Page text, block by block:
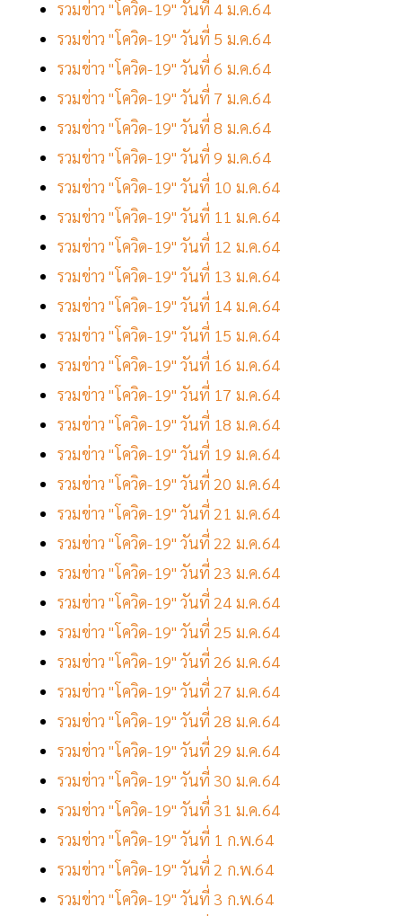
รวมข่าว "โควิด-19" วันที่ 4 ม.ค.64
รวมข่าว "โควิด-19" วันที่ 5 ม.ค.64
รวมข่าว "โควิด-19" วันที่ 6 ม.ค.64
รวมข่าว "โควิด-19" วันที่ 7 ม.ค.64
รวมข่าว "โควิด-19" วันที่ 8 ม.ค.64
รวมข่าว "โควิด-19" วันที่ 9 ม.ค.64
รวมข่าว "โควิด-19" วันที่ 10 ม.ค.64
รวมข่าว "โควิด-19" วันที่ 11 ม.ค.64
รวมข่าว "โควิด-19" วันที่ 12 ม.ค.64
รวมข่าว "โควิด-19" วันที่ 13 ม.ค.64
รวมข่าว "โควิด-19" วันที่ 14 ม.ค.64
รวมข่าว "โควิด-19" วันที่ 15 ม.ค.64
รวมข่าว "โควิด-19" วันที่ 16 ม.ค.64
รวมข่าว "โควิด-19" วันที่ 17 ม.ค.64
รวมข่าว "โควิด-19" วันที่ 18 ม.ค.64
รวมข่าว "โควิด-19" วันที่ 19 ม.ค.64
รวมข่าว "โควิด-19" วันที่ 20 ม.ค.64
รวมข่าว "โควิด-19" วันที่ 21 ม.ค.64
รวมข่าว "โควิด-19" วันที่ 22 ม.ค.64
รวมข่าว "โควิด-19" วันที่ 23 ม.ค.64
รวมข่าว "โควิด-19" วันที่ 24 ม.ค.64
รวมข่าว "โควิด-19" วันที่ 25 ม.ค.64
รวมข่าว "โควิด-19" วันที่ 26 ม.ค.64
รวมข่าว "โควิด-19" วันที่ 27 ม.ค.64
รวมข่าว "โควิด-19" วันที่ 28 ม.ค.64
รวมข่าว "โควิด-19" วันที่ 29 ม.ค.64
รวมข่าว "โควิด-19" วันที่ 30 ม.ค.64
รวมข่าว "โควิด-19" วันที่ 31 ม.ค.64
รวมข่าว "โควิด-19" วันที่ 1 ก.พ.64
รวมข่าว "โควิด-19" วันที่ 2 ก.พ.64
รวมข่าว "โควิด-19" วันที่ 3 ก.พ.64